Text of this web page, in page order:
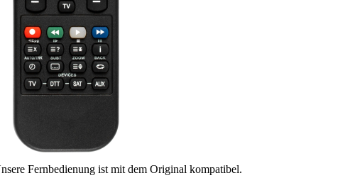
Fernbedienung ist mit dem Original kompatibel.